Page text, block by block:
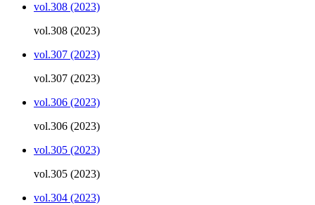
vol.308 (2023)
vol.308 (2023)
vol.307 (2023)
vol.307 (2023)
vol.306 (2023)
vol.306 (2023)
vol.305 (2023)
vol.305 (2023)
vol.304 (2023)